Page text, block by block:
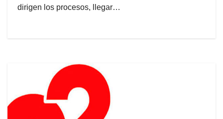
dirigen los procesos, llegar…